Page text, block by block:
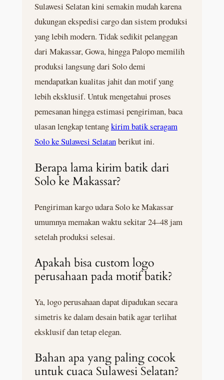
Sulawesi Selatan kini semakin mudah karena
dukungan ekspedisi cargo dan sistem produksi
yang lebih modern. Tidak sedikit pelanggan
dari Makassar, Gowa, hingga Palopo memilih
produksi langsung dari Solo demi
mendapatkan kualitas jahit dan motif yang
lebih eksklusif. Untuk mengetahui proses
pemesanan hingga estimasi pengiriman, baca
ulasan lengkap tentangkirim batik seragam
Solo ke Sulawesi Selatanberikut ini.
Berapa lama kirim batik dari
Solo ke Makassar?
Pengiriman kargo udara Solo ke Makassar
umumnya memakan waktu sekitar 24–48 jam
setelah produksi selesai.
Apakah bisa custom logo
perusahaan pada motif batik?
Ya, logo perusahaan dapat dipadukan secara
simetris ke dalam desain batik agar terlihat
eksklusif dan tetap elegan.
Bahan apa yang paling cocok
untuk cuaca Sulawesi Selatan?